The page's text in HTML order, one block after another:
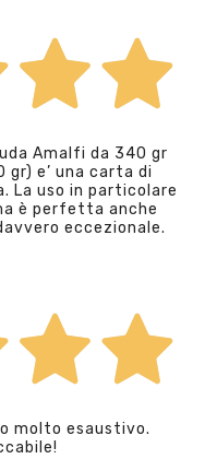
Amalfi da 340 gr
gr) e’ una carta di
La uso in particolare
è perfetta anche
eccezionale.
molto esaustivo.